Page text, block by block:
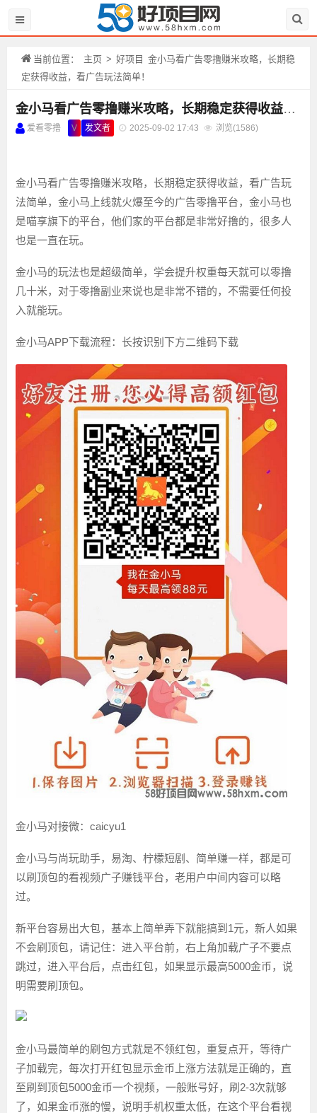
当前位置： 主页 > 好项目 金小马看广告零撸赚米攻略，长期稳
定获得收益，看广告玩法简单！
金小马看广告零撸赚米攻略，长期稳定获得收益，看广告玩法简单！
爱看零撸 V 发文者 2025-09-02 17:43 浏览(1586)
金小马看广告零撸赚米攻略，长期稳定获得收益，看广告玩
法简单，金小马上线就火爆至今的广告零撸平台，金小马也
是喵享旗下的平台，他们家的平台都是非常好撸的，很多人
也是一直在玩。
金小马的玩法也是超级简单，学会提升权重每天就可以零撸
几十米，对于零撸副业来说也是非常不错的，不需要任何投
入就能玩。
金小马APP下载流程：长按识别下方二维码下载
金小马对接微：caicyu1
金小马与尚玩助手，易淘、柠檬短剧、简单赚一样，都是可
以刷顶包的看视频广子赚钱平台，老用户中间内容可以略
过。
新平台容易出大包，基本上简单弄下就能搞到1元，新人如果
不会刷顶包，请记住：进入平台前，右上角加载广子不要点
跳过，进入平台后，点击红包，如果显示最高5000金币，说
明需要刷顶包。
金小马最简单的刷包方式就是不领红包，重复点开，等待广
子加载完，每次打开红包显示金币上涨方法就是正确的，直
至刷到顶包5000金币一个视频，一般账号好，刷2-3次就够
了，如果金币涨的慢，说明手机权重太低，在这个平台看视